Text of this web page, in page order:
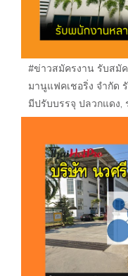
#ข่าวสมัครงาน รับสมั
มานูแฟคเชอริ่ง จำกัด
มีปรับบรรจุ ปลวกแดง,